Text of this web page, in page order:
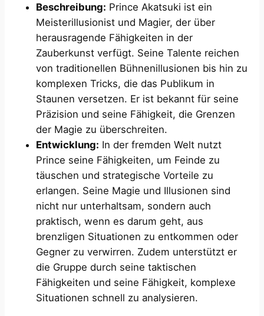
Beschreibung: Prince Akatsuki ist ein
Meisterillusionist und Magier, der über
herausragende Fähigkeiten in der
Zauberkunst verfügt. Seine Talente reichen
von traditionellen Bühnenillusionen bis hin zu
komplexen Tricks, die das Publikum in
Staunen versetzen. Er ist bekannt für seine
Präzision und seine Fähigkeit, die Grenzen
der Magie zu überschreiten.
Entwicklung: In der fremden Welt nutzt
Prince seine Fähigkeiten, um Feinde zu
täuschen und strategische Vorteile zu
erlangen. Seine Magie und Illusionen sind
nicht nur unterhaltsam, sondern auch
praktisch, wenn es darum geht, aus
brenzligen Situationen zu entkommen oder
Gegner zu verwirren. Zudem unterstützt er
die Gruppe durch seine taktischen
Fähigkeiten und seine Fähigkeit, komplexe
Situationen schnell zu analysieren.